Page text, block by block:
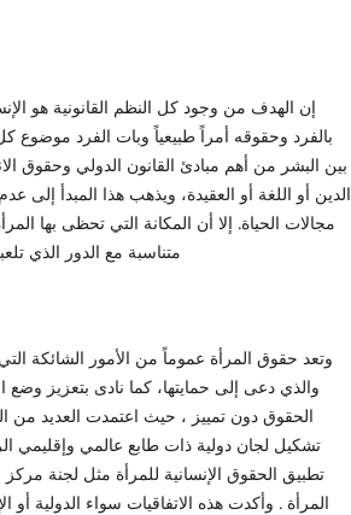
إن الهدف من وجود كل النظم القانونية هو
بالفرد وحقوقه أمراً طبيعياً وبات الفرد موضوع
بين البشر من أهم مبادئ القانون الدولي وحقوق
الدين أو اللغة أو العقيدة، ويذهب هذا المبدأ إلى
مجالات الحياة. إلا أن المكانة التي تحظى بها
متناسبة مع الدور الذي
وتعد حقوق المرأة عموماً من الأمور الشائكة
والذي دعى إلى حمايتها، كما نادى بتعزيز
الحقوق دون تمييز ، حيث اعتمدت العديد من
تشكيل لجان دولية ذات طابع عالمي وإقليمي
تطبيق الحقوق الإنسانية للمرأة مثل لجنة
المرأة . وأكدت هذه الاتفاقيات سواء الدولية